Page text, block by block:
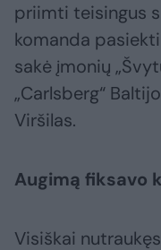
priimti teisingus
komanda
sakė įmonių
„Carlsberg“
Viršilas.
Augimą fiksavo
Visiškai